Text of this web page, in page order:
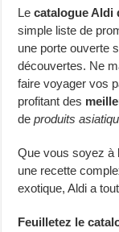
Lecatalogue Aldi
simple liste de
une porte ouverte
découvertes. Ne
faire voyager vos
profitant des
deproduits
Que vous soyez à
une recette
exotique, Aldi a
Feuilletez le